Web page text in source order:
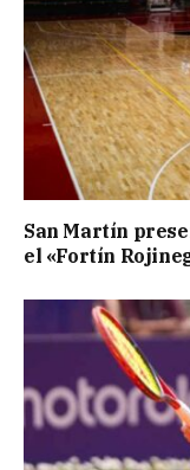
San Martín
el «Fortín